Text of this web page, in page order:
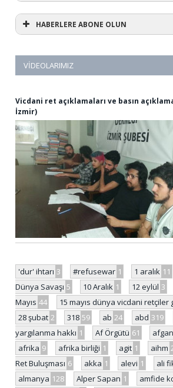
HABERLERE ABONE OLUN
VIDEOLARIMIZ
Vicdani ret açıklamaları ve basın
İzmir)
'dur' ihtarı 3 #refusewar 1 1 aralık 11
Dünya Savaşı 5 10 Aralık 1 12 eylül 3
Mayıs 44 15 mayıs dünya vicdani retçiler
28 şubat 2 318 59 ab 24 abd 319
yargılanma hakkı 1 Af Örgütü 61
afrika 9 afrika birliği 1 agit 1 aihm
Ret Buluşması 6 akka 1 alevi 1 ali
almanya 128 Alper Sapan 1 amfide